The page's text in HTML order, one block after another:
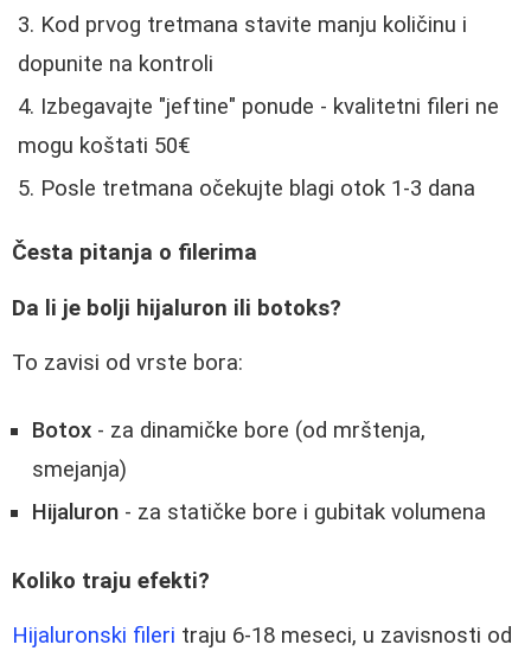
Kod prvog tretmana stavite manju količinu i
dopunite na kontroli
Izbegavajte "jeftine" ponude - kvalitetni fileri ne
mogu koštati 50€
Posle tretmana očekujte blagi otok 1-3 dana
Česta pitanja o filerima
Da li je bolji hijaluron ili botoks?
To zavisi od vrste bora:
Botox - za dinamičke bore (od mrštenja,
smejanja)
Hijaluron - za statičke bore i gubitak volumena
Koliko traju efekti?
Hijaluronski fileri traju 6-18 meseci, u zavisnosti od